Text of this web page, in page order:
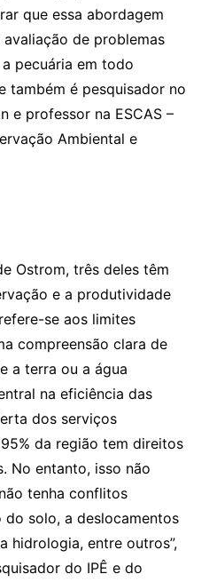
que essa abordagem
de problemas
pecuária em todo
também é pesquisador no
e professor na ESCAS –
Ambiental e
Ostrom, três deles têm
e a produtividade
se aos limites
compreensão clara de
a terra ou a água
na eficiência das
dos serviços
da região tem direitos
No entanto, isso não
tenha conflitos
do solo, a deslocamentos
hidrologia, entre outros”,
do IPÊ e do